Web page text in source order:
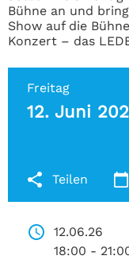
Bühne an und
Show auf die
Konzert – das
Freitag
12. Juni
Teilen
12.06.26
18:00 -